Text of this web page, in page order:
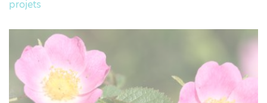
projets